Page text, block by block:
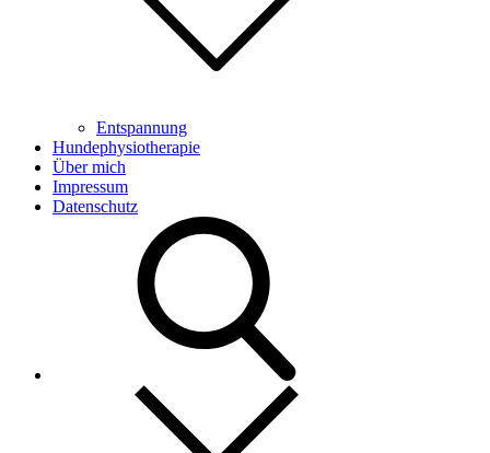
Entspannung
Hundephysiotherapie
Über mich
Impressum
Datenschutz